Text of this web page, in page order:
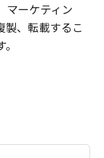
マーケティン
製、転載するこ